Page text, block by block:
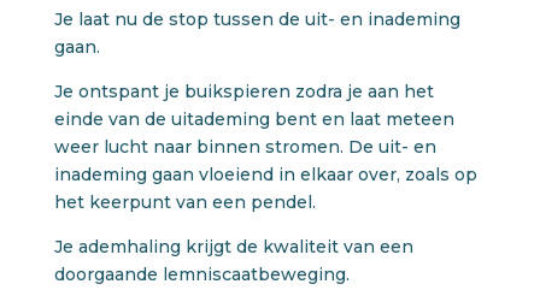
Je laat nu de stop tussen de uit- en inademing
gaan.
Je ontspant je buikspieren zodra je aan het
einde van de uitademing bent en laat meteen
weer lucht naar binnen stromen. De uit- en
inademing gaan vloeiend in elkaar over, zoals op
het keerpunt van een pendel.
Je ademhaling krijgt de kwaliteit van een
doorgaande lemniscaatbeweging.